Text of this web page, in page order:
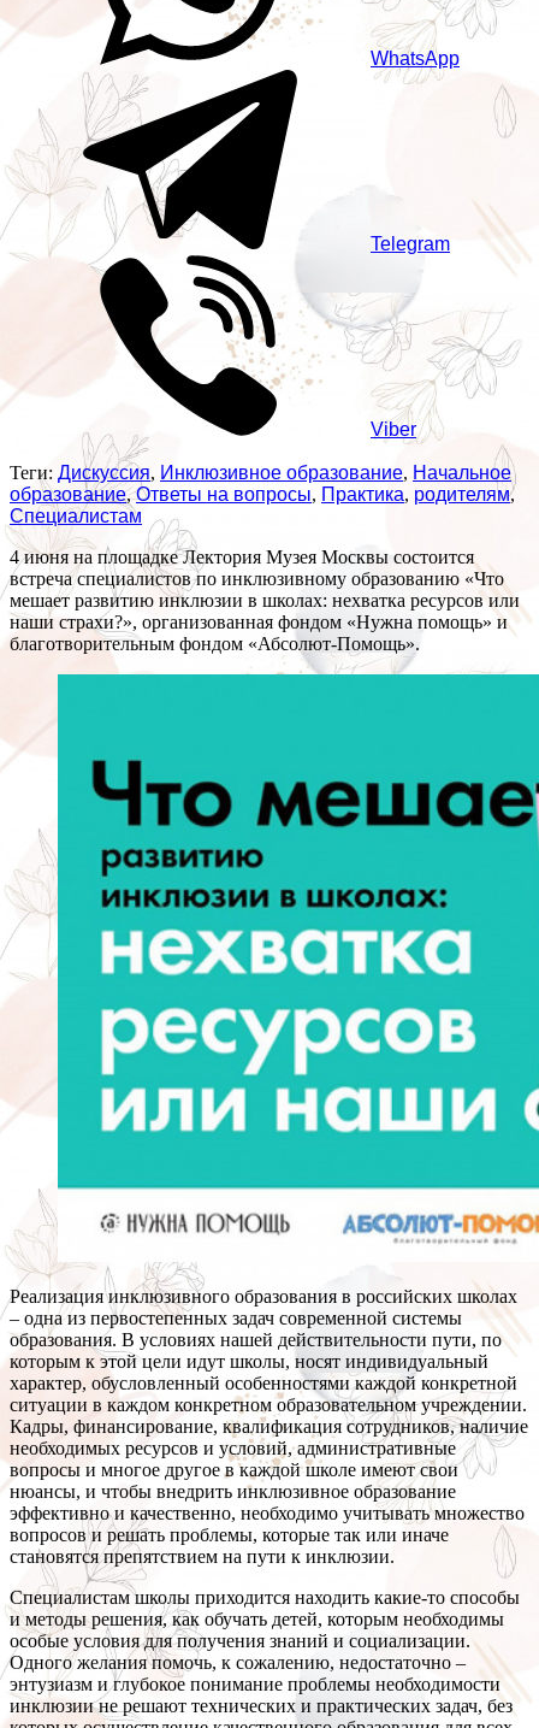
WhatsApp
Telegram
Viber
Теги: Дискуссия, Инклюзивное образование, Начальное
образование,Ответы на вопросы, Практика, родителям,
Специалистам
4 июня на площадке Лектория Музея Москвы состоится
встреча специалистов по инклюзивному образованию «Что
мешает развитию инклюзии в школах: нехватка ресурсов или
наши страхи?», организованная фондом «Нужна помощь» и
благотворительным фондом «Абсолют-Помощь».
Реализация инклюзивного образования в российских школах
– одна из первостепенных задач современной системы
образования. В условиях нашей действительности пути, по
которым к этой цели идут школы, носят индивидуальный
характер, обусловленный особенностями каждой конкретной
ситуации в каждом конкретном образовательном учреждении.
Кадры, финансирование, квалификация сотрудников, наличие
необходимых ресурсов и условий, административные
вопросы и многое другое в каждой школе имеют свои
нюансы, и чтобы внедрить инклюзивное образование
эффективно и качественно, необходимо учитывать множество
вопросов и решать проблемы, которые так или иначе
становятся препятствием на пути к инклюзии.
Специалистам школы приходится находить какие-то способы
и методы решения, как обучать детей, которым необходимы
особые условия для получения знаний и социализации.
Одного желания помочь, к сожалению, недостаточно –
энтузиазм и глубокое понимание проблемы необходимости
инклюзии не решают технических и практических задач, без